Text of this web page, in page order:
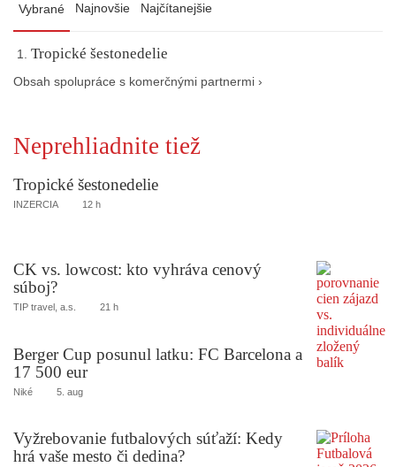
Vybrané Najnovšie Najčítanejšie
Tropické šestonedelie
Obsah spolupráce s komerčnými partnermi ›
Neprehliadnite tiež
Tropické šestonedelie
INZERCIA 12 h
CK vs. lowcost: kto vyhráva cenový
súboj?
TIP travel, a.s. 21 h
Berger Cup posunul latku: FC Barcelona a
17 500 eur
Niké 5. aug
Vyžrebovanie futbalových súťaží: Kedy
hrá vaše mesto či dedina?